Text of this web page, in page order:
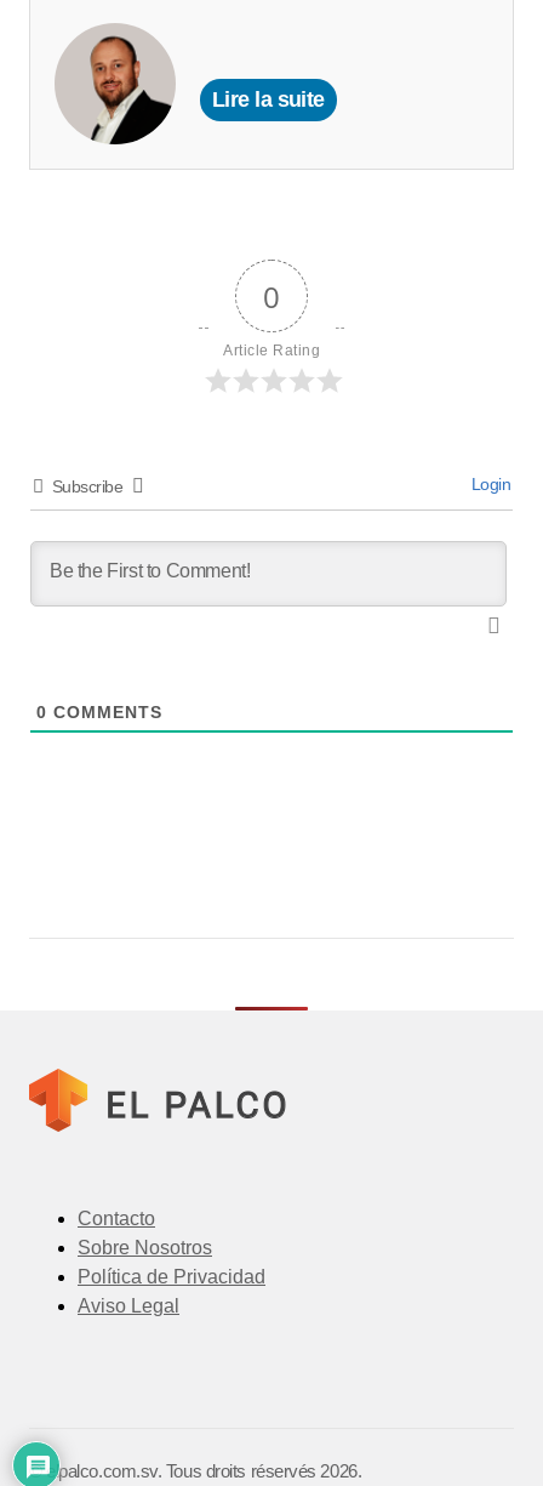
Lire la suite
0
Article Rating
Subscribe Login
0 COMMENTS
Contacto
Sobre Nosotros
Política de Privacidad
Aviso Legal
©️ elpalco.com.sv. Tous droits réservés 2026.